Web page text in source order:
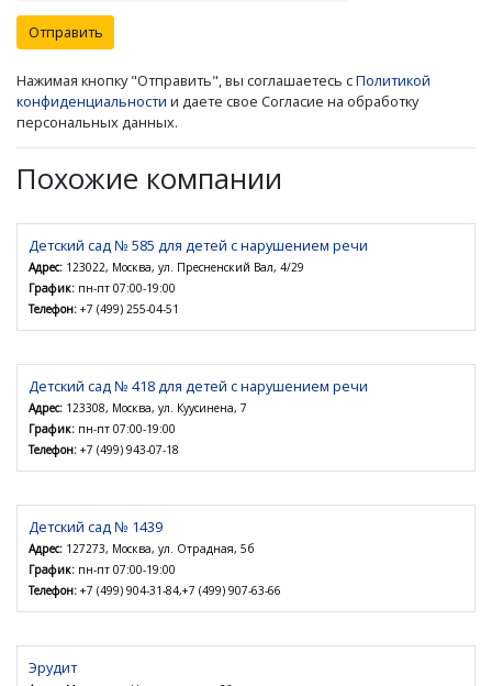
Отправить
Нажимая кнопку "Отправить", вы соглашаетесь сПолитикой
конфиденциальности и даете свое Согласие на обработку
персональных данных.
Похожие компании
Детский сад № 585 для детей с нарушением речи
Адрес: 123022, Москва, ул. Пресненский Вал, 4/29
График: пн-пт 07:00-19:00
Телефон: +7 (499) 255-04-51
Детский сад № 418 для детей с нарушением речи
Адрес: 123308, Москва, ул. Куусинена, 7
График: пн-пт 07:00-19:00
Телефон: +7 (499) 943-07-18
Детский сад № 1439
Адрес: 127273, Москва, ул. Отрадная, 5б
График: пн-пт 07:00-19:00
Телефон: +7 (499) 904-31-84,+7 (499) 907-63-66
Эрудит